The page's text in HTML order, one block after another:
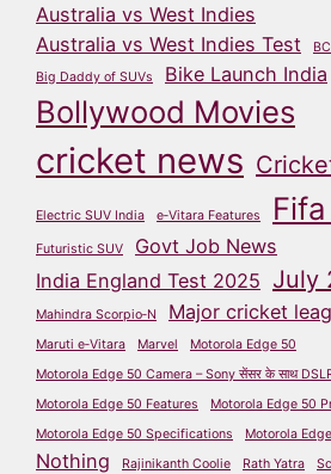
Australia vs West Indies
Australia vs West Indies Test
Big Daddy of SUVs
Bike Launch India
Bollywood Movies
cricket news
Electric SUV India e‑Vitara Features
Futuristic SUV
Govt Job News
India England Test 2025 July
Mahindra Scorpio‑N Major cricket
Maruti e‑Vitara
Marvel
Motorola Edge 50
Motorola Edge 50 Camera – Sony सेंसर के साथ
Motorola Edge 50 Features
Motorola Edge 50
Motorola Edge 50 Specifications
Motorola Edge
Nothing Rajinikanth Coolie Rath Yatra